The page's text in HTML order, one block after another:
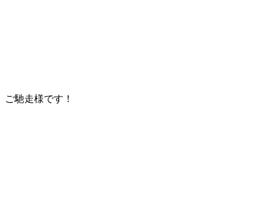
ご馳走様です！